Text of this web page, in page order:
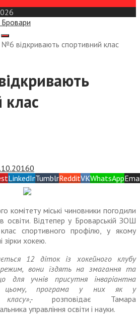
відкривають спортивний клас
клас
0
LinkedInTumblrRedditVKWhatsApp
комітету міські чиновники погодили
освіти. Відтепер у Броварській ЗОШ
спортивного профілю, у якому
зірки хокею.
12 діток із хокейного клубу
вони їздять на змагання та
для учнів присутня інваріантна
цьому, програма у них як у
,- розповідає Тамара
управління освіти і науки.